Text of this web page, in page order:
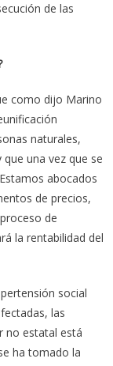
de las
como dijo Marino
naturales,
una vez que se
abocados
de precios,
de
la rentabilidad del
social
las
no estatal está
ha tomado la